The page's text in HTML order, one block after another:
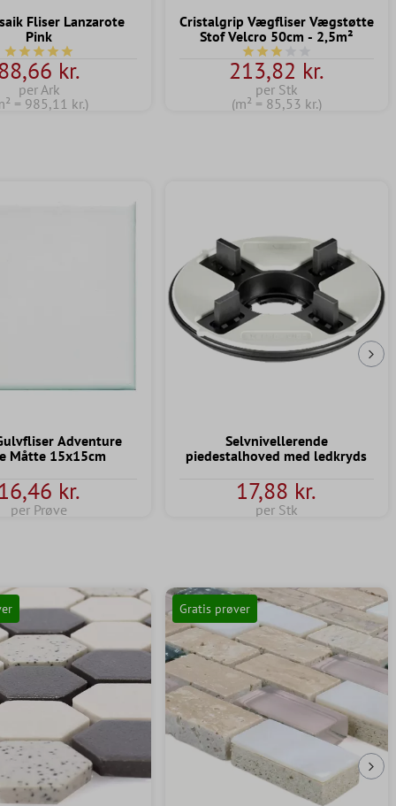
Fliser Lanzarote
Pink
Gennemsnitlig bedømmelse på 5 ud af 5 stjerner
kr.
per Ark
= 985,11 kr.)
Cristalgrip Vægfliser Vægstøtte
Stof Velcro 50cm - 2,5m²
Gennemsnitlig
213,82 kr.
per Stk
(m² = 85,53 kr.)
Adventure
Måtte 15x15cm
kr.
per Prøve
Selvnivellerende
piedestalhoved med ledkryds
17,88 kr.
per Stk
Gratis prøver